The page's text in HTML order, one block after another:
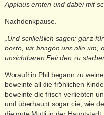
Applaus ernten und dabei mit
Nachdenkpause.
„Und schließlich sagen: ganz
beste, wir bringen uns alle um,
unsichtbaren Feinden zu
Woraufhin Phil begann zu
beweinte all die fröhlichen
beweinte die frisch verliebten
und überhaupt sogar die, wie